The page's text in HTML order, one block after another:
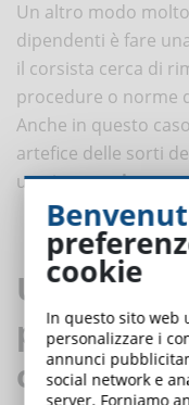
Un altro modo
dipendenti è fare
il corsista cerca di
procedure o norme
Anche in questo
artefice delle sorti
un gioco
Usare
per un
online
cookie
In questo sito web
personalizzare i
annunci
social network e
server. Forniamo